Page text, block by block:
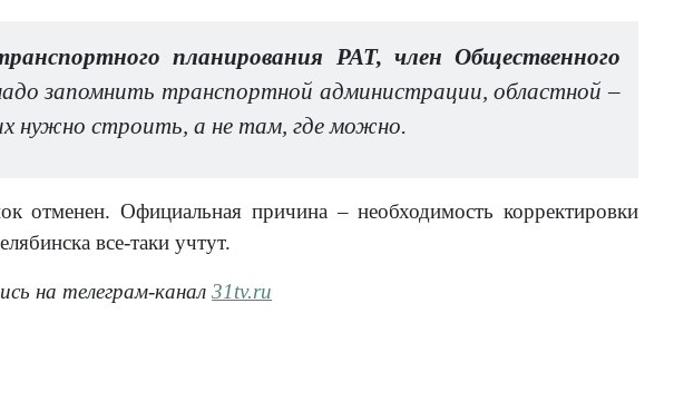
планирования РАТ, член Общественного
запомнить транспортной администрации, областной –
нужно строить, а не там, где можно.
отменен. Официальная причина – необходимость корректировки
все-таки учтут.
на телеграм-канал31tv.ru